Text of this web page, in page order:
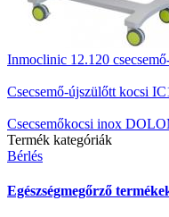
Inmoclinic 12.120
Csecsemő-újszülőtt kocsi
Csecsemőkocsi inox
Termék kategóriák
Bérlés
Egészségmegőrző